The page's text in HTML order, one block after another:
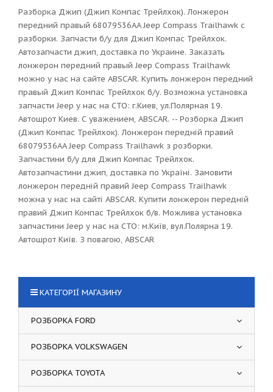
Разборка Джип (Джип Компас Трейлхок). Лонжерон
передний правый 68079536AA Jeep Compass Trailhawk с
разборки. Запчасти б/у для Джип Компас Трейлхок.
Автозапчасти джип, доставка по Украине. Заказать
лонжерон передний правый Jeep Compass Trailhawk
можно у нас на сайте ABSCAR. Купить лонжерон передний
правый Джип Компас Трейлхок б/у. Возможна установка
запчасти Jeep у нас на СТО: г.Киев, ул.Полярная 19.
Автошрот Киев. С уважением, ABSCAR. -- Розборка Джип
(Джип Компас Трейлхок). Лонжерон передній правий
68079536AA Jeep Compass Trailhawk з розборки.
Запчастини б/у для Джип Компас Трейлхок.
Автозапчастини джип, доставка по Україні. Замовити
лонжерон передній правий Jeep Compass Trailhawk
можна у нас на сайті ABSCAR. Купити лонжерон передній
правий Джип Компас Трейлхок б/в. Можлива установка
запчастини Jeep у нас на СТО: м.Київ, вул.Полярна 19.
Автошрот Київ. З повагою, ABSCAR
КАТЕГОРІЇ МАГАЗИНУ
РОЗБОРКА FORD
РОЗБОРКА VOLKSWAGEN
РОЗБОРКА TOYOTA